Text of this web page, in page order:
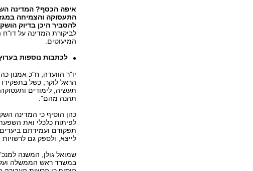
התעסוקה והצמיחה
להסביר היכן בדיוק
לביקורת המדינה על
המיעוטים.
לכתבות נוספות
יו"ר הוועדה, ח"כ אמנון
הראל לוקר, כשל בתפקידו
תעשיה, לימודים
תהנה מהם".
כהן הוסיף כי המדינה
לפיתוח כלכלי ואת
תפקודם ועמידתם ביעדים
לייצא, ולספק גם
שמואל גולן, המשנה
במשרד ראש הממשלה